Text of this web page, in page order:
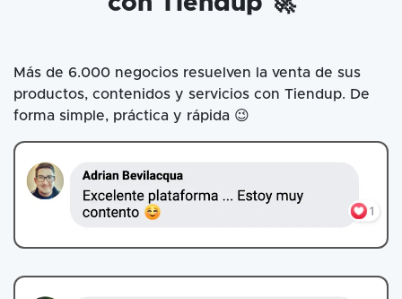
Más de 6.000 negocios resuelven la venta de sus
productos, contenidos y servicios con Tiendup. De
forma simple, práctica y rápida 😉